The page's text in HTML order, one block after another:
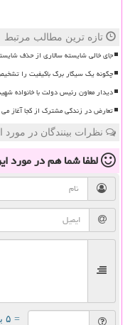
تازه ترین مطالب مرتبط
جای خالی شایسته سالاری از حذف
چگونه یک سیگار برگ باکیفیت را
دیدار معاون رئیس دولت با خانواده
تعارض در زندگی مشترک از کجا آغاز
نظرات بینندگان در
لطفا شما همدر مورد
= ۵ بعلاوه ۴